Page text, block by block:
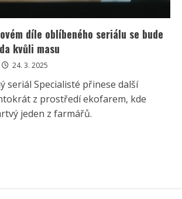
díle oblíbeného seriálu se bude
kvůli masu
24. 3. 2025
seriál Specialisté přinese další
z prostředí ekofarem, kde
jeden z farmářů.